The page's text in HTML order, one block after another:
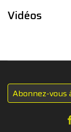
Vidéos
Abonnez-